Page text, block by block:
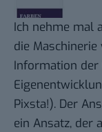
Ich nehme mal
die Maschinerie
Information der
Pixsta!). Der
ein Ansatz, der